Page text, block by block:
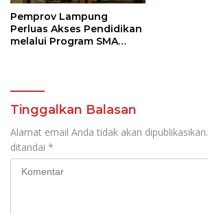
Pemprov Lampung
Perluas Akses Pendidikan
melalui Program SMA
Tinggalkan Balasan
Alamat email Anda tidak akan dipublikasikan.
ditandai *